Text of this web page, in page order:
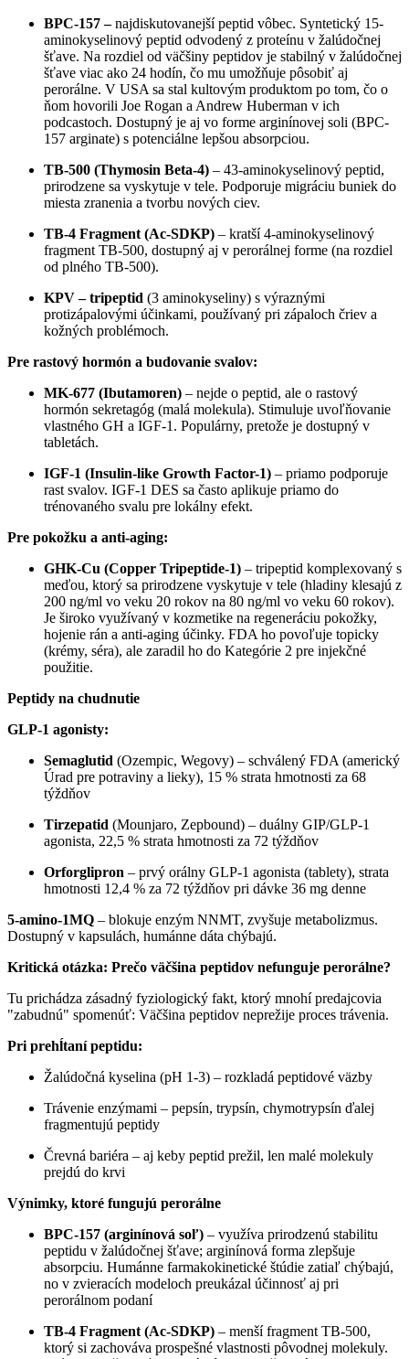
BPC-157 –najdiskutovanejší peptid vôbec. Syntetický 15-
aminokyselinový peptid odvodený z proteínu v žalúdočnej
šťave. Na rozdiel od väčšiny peptidov je stabilný v žalúdočnej
šťave viac ako 24 hodín, čo mu umožňuje pôsobiť aj
perorálne. V USA sa stal kultovým produktom po tom, čo o
ňom hovorili Joe Rogan a Andrew Huberman v ich
podcastoch. Dostupný je aj vo forme arginínovej soli (BPC-
157 arginate) s potenciálne lepšou absorpciou.
TB-500 (Thymosin Beta-4) – 43-aminokyselinový peptid,
prirodzene sa vyskytuje v tele. Podporuje migráciu buniek do
miesta zranenia a tvorbu nových ciev.
TB-4 Fragment (Ac-SDKP) – kratší 4-aminokyselinový
fragment TB-500, dostupný aj v perorálnej forme (na rozdiel
od plného TB-500).
KPV – tripeptid (3 aminokyseliny) s výraznými
protizápalovými účinkami, používaný pri zápaloch čriev a
kožných problémoch.
Pre rastový hormón a budovanie svalov:
MK-677 (Ibutamoren) – nejde o peptid, ale o rastový
hormón sekretagóg (malá molekula). Stimuluje uvoľňovanie
vlastného GH a IGF-1. Populárny, pretože je dostupný v
tabletách.
IGF-1 (Insulin-like Growth Factor-1) – priamo podporuje
rast svalov. IGF-1 DES sa často aplikuje priamo do
trénovaného svalu pre lokálny efekt.
Pre pokožku a anti-aging:
GHK-Cu (Copper Tripeptide-1) – tripeptid komplexovaný s
meďou, ktorý sa prirodzene vyskytuje v tele (hladiny klesajú z
200 ng/ml vo veku 20 rokov na 80 ng/ml vo veku 60 rokov).
Je široko využívaný v kozmetike na regeneráciu pokožky,
hojenie rán a anti-aging účinky. FDA ho povoľuje topicky
(krémy, séra), ale zaradil ho do Kategórie 2 pre injekčné
použitie.
Peptidy na chudnutie
GLP-1 agonisty:
Semaglutid (Ozempic, Wegovy) – schválený FDA (americký
Úrad pre potraviny a lieky), 15 % strata hmotnosti za 68
týždňov
Tirzepatid (Mounjaro, Zepbound) – duálny GIP/GLP-1
agonista, 22,5 % strata hmotnosti za 72 týždňov
Orforglipron – prvý orálny GLP-1 agonista (tablety), strata
hmotnosti 12,4 % za 72 týždňov pri dávke 36 mg denne
5-amino-1MQ – blokuje enzým NNMT, zvyšuje metabolizmus.
Dostupný v kapsulách, humánne dáta chýbajú.
Kritická otázka: Prečo väčšina peptidov nefunguje perorálne?
Tu prichádza zásadný fyziologický fakt, ktorý mnohí predajcovia
"zabudnú" spomenúť: Väčšina peptidov neprežije proces trávenia.
Pri prehĺtaní peptidu:
Žalúdočná kyselina (pH 1-3) – rozkladá peptidové väzby
Trávenie enzýmami – pepsín, trypsín, chymotrypsín ďalej
fragmentujú peptidy
Črevná bariéra – aj keby peptid prežil, len malé molekuly
prejdú do krvi
Výnimky, ktoré fungujú perorálne
BPC-157 (arginínová soľ) – využíva prirodzenú stabilitu
peptidu v žalúdočnej šťave; arginínová forma zlepšuje
absorpciu. Humánne farmakokinetické štúdie zatiaľ chýbajú,
no v zvieracích modeloch preukázal účinnosť aj pri
perorálnom podaní
TB-4 Fragment (Ac-SDKP) – menší fragment TB-500,
ktorý si zachováva prospešné vlastnosti pôvodnej molekuly.